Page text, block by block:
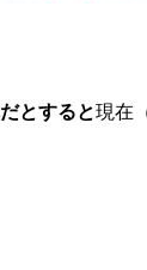
とすると現在